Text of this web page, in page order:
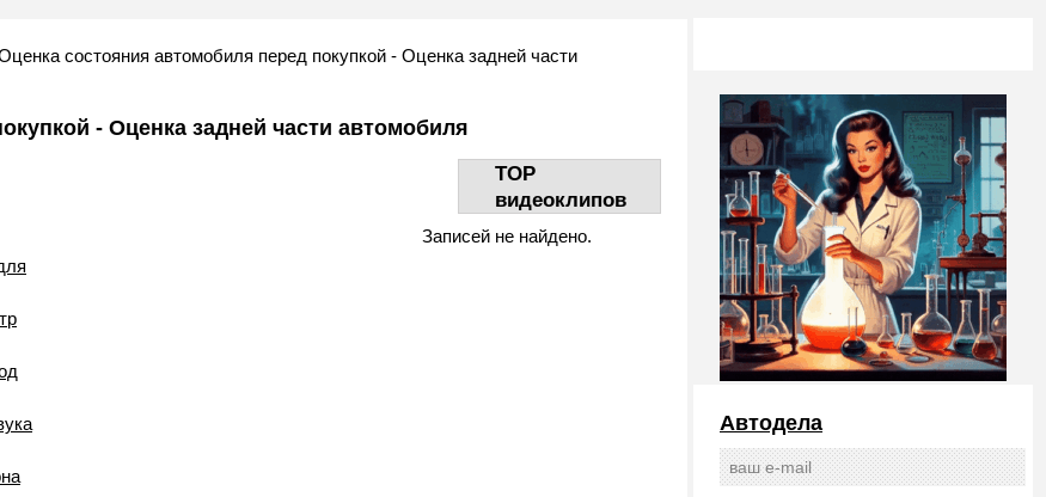
состояния автомобиля перед покупкой - Оценка задней части
- Оценка задней части автомобиля
TOP
видеоклипов
Записей не найдено.
Автодела